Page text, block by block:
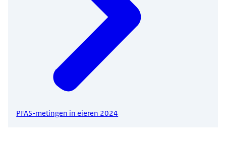
PFAS-metingen in eieren 2024